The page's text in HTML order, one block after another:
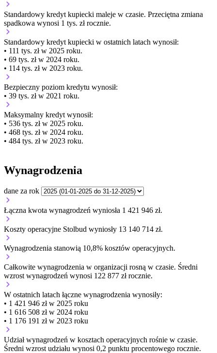
Standardowy kredyt kupiecki maleje w czasie. Przeciętna zmiana
spadkowa wynosi 1 tys. zł rocznie.
Standardowy kredyt kupiecki w ostatnich latach wynosił:
• 111 tys. zł w 2025 roku.
• 69 tys. zł w 2024 roku.
• 114 tys. zł w 2023 roku.
Bezpieczny poziom kredytu wynosił:
• 39 tys. zł w 2021 roku.
Maksymalny kredyt wynosił:
• 536 tys. zł w 2025 roku.
• 468 tys. zł w 2024 roku.
• 484 tys. zł w 2023 roku.
Wynagrodzenia
dane za rok
Łączna kwota wynagrodzeń wyniosła 1 421 946 zł.
Koszty operacyjne Stolbud wyniosły 13 140 714 zł.
Wynagrodzenia stanowią 10,8% kosztów operacyjnych.
Całkowite wynagrodzenia w organizacji rosną w czasie. Średni
wzrost wynagrodzeń wynosi 122 877 zł rocznie.
W ostatnich latach łączne wynagrodzenia wynosiły:
• 1 421 946 zł w 2025 roku
• 1 616 508 zł w 2024 roku
• 1 176 191 zł w 2023 roku
Udział wynagrodzeń w kosztach operacyjnych rośnie w czasie.
Średni wzrost udziału wynosi 0,2 punktu procentowego rocznie.